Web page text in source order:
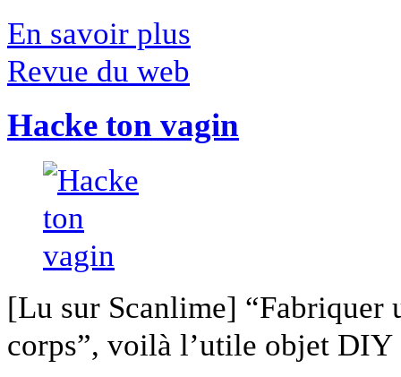
En savoir plus
Revue du web
Hacke ton vagin
[Lu sur Scanlime] “Fabriquer
corps”, voilà l’utile objet